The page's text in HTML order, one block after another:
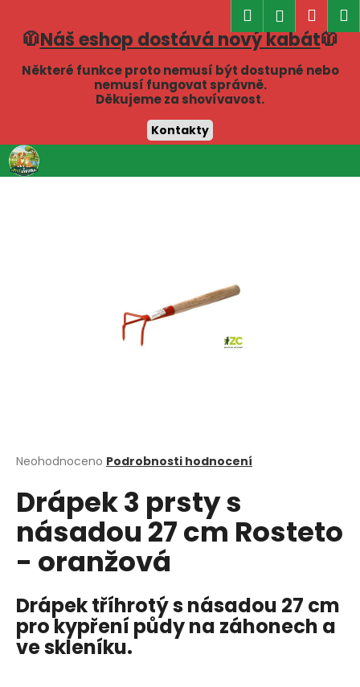
🧥Náš eshop dostává nový kabát🧥
Některé funkce proto nemusí být dostupné nebo
nemusí fungovat správně.
Děkujeme za shovívavost.
Kontakty
Přejít
na
obsah
Hledat
košík
Průměrné
produktu
je
hvězdiček.
Neohodnoceno Podrobnosti hodnocení
Drápek 3 prsty s
násadou 27 cm Rosteto
- oranžová
Drápek tříhrotý s násadou 27 cm
pro kypření půdy na záhonech a
ve skleníku.
Zpět
Zpět
o
t
?
HLEDAT
D
o
p